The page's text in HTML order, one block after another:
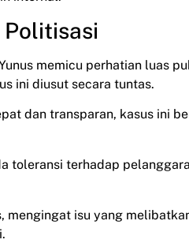
memicu perhatian luas
ini diusut secara tuntas.
dan transparan, kasus ini
toleransi terhadap
mengingat isu yang